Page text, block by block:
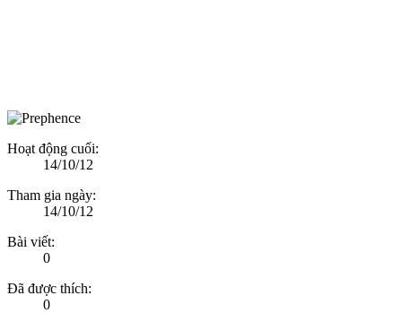
Hoạt động cuối:
14/10/12
Tham gia ngày:
14/10/12
Bài viết:
0
Đã được thích:
0